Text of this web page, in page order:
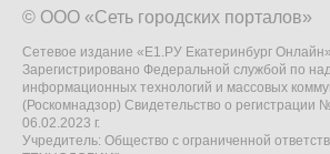
© ООО «Сеть городских порталов»
Сетевое издание «Е1.РУ Екатеринбург
Зарегистрировано Федеральной службой по
информационных технологий и массовых
(Роскомнадзор) Свидетельство о регистрации
06.02.2023 г.
Учредитель: Общество с ограниченной